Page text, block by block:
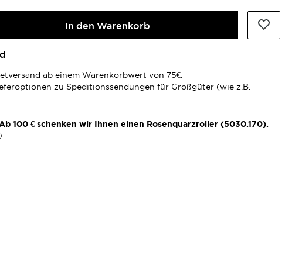
In den Warenkorb
ab einem Warenkorbwert von 75€.
zu Speditionssendungen für Großgüter (wie z.B.
100 € schenken wir Ihnen einen Rosenquarzroller (5030.170).